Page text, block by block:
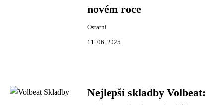
novém roce
Ostatní
11. 06. 2025
Nejlepší skladby Volbeat: